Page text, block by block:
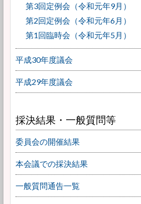
第3回定例会（令和元年9月）
第2回定例会（令和元年6月）
第1回臨時会（令和元年5月）
平成30年度議会
平成29年度議会
採決結果・一般質問等
委員会の開催結果
本会議での採決結果
一般質問通告一覧